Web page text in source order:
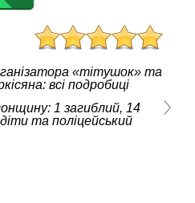
«тітушок» та
всі подробиці
1 загиблий, 14
та поліцейський